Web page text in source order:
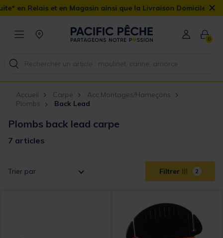
en Magasin ainsi que la Livraison Domicile offerte dès 90€ ×
0
Accueil Carpe
Acc.Montages/Hameçons
Plombs
Back Lead
Plombs back lead carpe
7 articles
Trier par Filtrer 2